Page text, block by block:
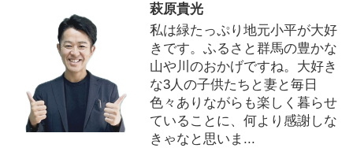
萩原貴光
私は緑たっぷり地元小平が大好
きです。ふるさと群馬の豊かな
山や川のおかげですね。大好き
な3人の子供たちと妻と毎日
色々ありながらも楽しく暮らせ
ていることに、何より感謝しな
きゃなと思いま...